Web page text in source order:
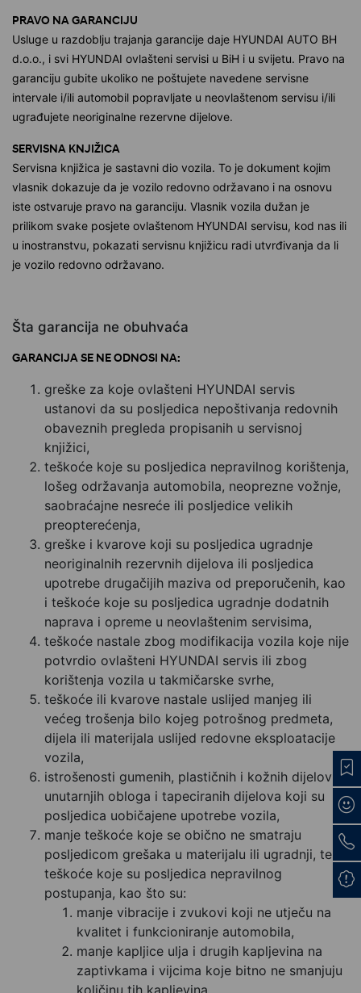
PRAVO NA GARANCIJU
Usluge u razdoblju trajanja garancije daje HYUNDAI AUTO BH
d.o.o., i svi HYUNDAI ovlašteni servisi u BiH i u svijetu. Pravo na
garanciju gubite ukoliko ne poštujete navedene servisne
intervale i/ili automobil popravljate u neovlaštenom servisu i/ili
ugrađujete neoriginalne rezervne dijelove.
SERVISNA KNJIŽICA
Servisna knjižica je sastavni dio vozila. To je dokument kojim
vlasnik dokazuje da je vozilo redovno održavano i na osnovu
iste ostvaruje pravo na garanciju. Vlasnik vozila dužan je
prilikom svake posjete ovlaštenom HYUNDAI servisu, kod nas ili
u inostranstvu, pokazati servisnu knjižicu radi utvrđivanja da li
je vozilo redovno održavano.
Šta garancija ne obuhvaća
GARANCIJA SE NE ODNOSI NA:
greške za koje ovlašteni HYUNDAI servis
ustanovi da su posljedica nepoštivanja redovnih
obaveznih pregleda propisanih u servisnoj
knjižici,
teškoće koje su posljedica nepravilnog korištenja,
lošeg održavanja automobila, neoprezne vožnje,
saobraćajne nesreće ili posljedice velikih
preopterećenja,
greške i kvarove koji su posljedica ugradnje
neoriginalnih rezervnih dijelova ili posljedica
upotrebe drugačijih maziva od preporučenih, kao
i teškoće koje su posljedica ugradnje dodatnih
naprava i opreme u neovlaštenim servisima,
teškoće nastale zbog modifikacija vozila koje nije
potvrdio ovlašteni HYUNDAI servis ili zbog
korištenja vozila u takmičarske svrhe,
teškoće ili kvarove nastale uslijed manjeg ili
većeg trošenja bilo kojeg potrošnog predmeta,
dijela ili materijala uslijed redovne eksploatacije
vozila,
istrošenosti gumenih, plastičnih i kožnih dijelova,
unutarnjih obloga i tapeciranih dijelova koji su
posljedica uobičajene upotrebe vozila,
manje teškoće koje se obično ne smatraju
posljedicom grešaka u materijalu ili ugradnji, te
teškoće koje su posljedica nepravilnog
postupanja, kao što su:
manje vibracije i zvukovi koji ne utječu na
kvalitet i funkcioniranje automobila,
manje kapljice ulja i drugih kapljevina na
zaptivkama i vijcima koje bitno ne smanjuju
količinu tih kapljevina,